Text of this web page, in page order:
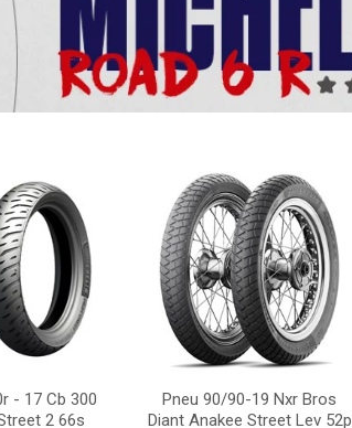
- 17 Cb 300
2 66s
Pneu 90/90-19 Nxr Bros
Diant Anakee Street Lev 52p